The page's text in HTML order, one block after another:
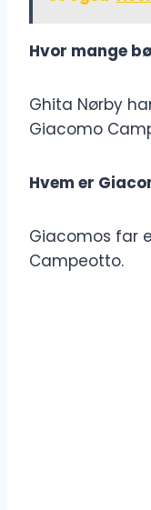
Hvor mange
Ghita Nørby
Giacomo
Hvem er
Giacomos far
Campeotto.